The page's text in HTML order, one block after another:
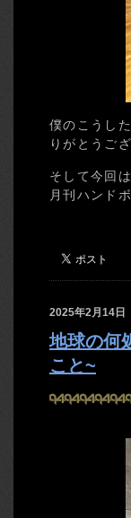
僕のこうし
りがとうご
そして今回
月刊ハンド
2025年2月14日
地球の何
こと~